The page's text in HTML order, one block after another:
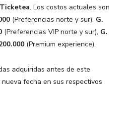
Ticketea. Los costos actuales son
(Preferencias norte y sur), G.
(Preferencias VIP norte y sur), G.
(Premium experience).
adquiridas antes de este
fecha en sus respectivos